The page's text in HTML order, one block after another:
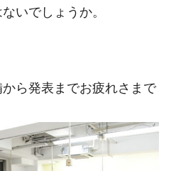
いでしょうか。
ら発表までお疲れさまで